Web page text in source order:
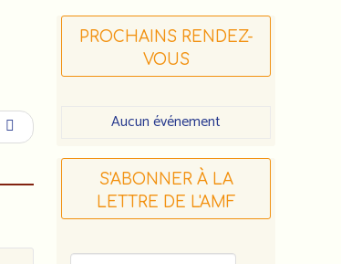
PROCHAINS RENDEZ-
VOUS
Aucun événement
S'ABONNER À LA
LETTRE DE L'AMF